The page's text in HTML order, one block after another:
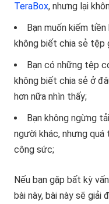
TeraBox, nhưng lại
Bạn muốn kiếm
không biết chia sẻ tệp
Bạn có những tệp
không biết chia sẻ ở
hơn nữa nhìn thấy;
Bạn không ngừng
người khác, nhưng
công sức;
Nếu bạn gặp bất kỳ
bài này, bài này sẽ giải